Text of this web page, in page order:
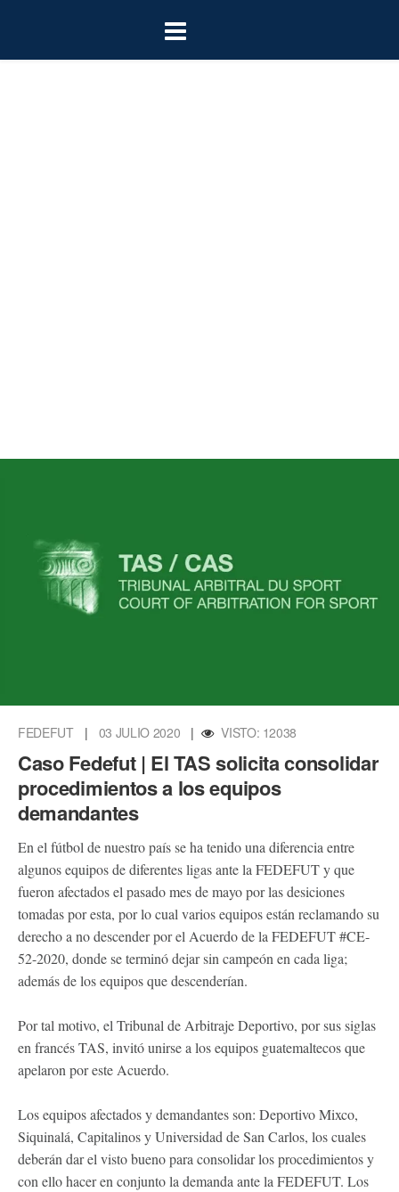
FEDEFUT | 03 JULIO 2020 | VISTO: 12038
Caso Fedefut | El TAS solicita consolidar
procedimientos a los equipos
demandantes
En el fútbol de nuestro país se ha tenido una diferencia entre
algunos equipos de diferentes ligas ante la FEDEFUT y que
fueron afectados el pasado mes de mayo por las desiciones
tomadas por esta, por lo cual varios equipos están reclamando su
derecho a no descender por el Acuerdo de la FEDEFUT #CE-
52-2020, donde se terminó dejar sin campeón en cada liga;
además de los equipos que descenderían.
Por tal motivo, el Tribunal de Arbitraje Deportivo, por sus siglas
en francés TAS, invitó unirse a los equipos guatemaltecos que
apelaron por este Acuerdo.
Los equipos afectados y demandantes son: Deportivo Mixco,
Siquinalá, Capitalinos y Universidad de San Carlos, los cuales
deberán dar el visto bueno para consolidar los procedimientos y
con ello hacer en conjunto la demanda ante la FEDEFUT. Los